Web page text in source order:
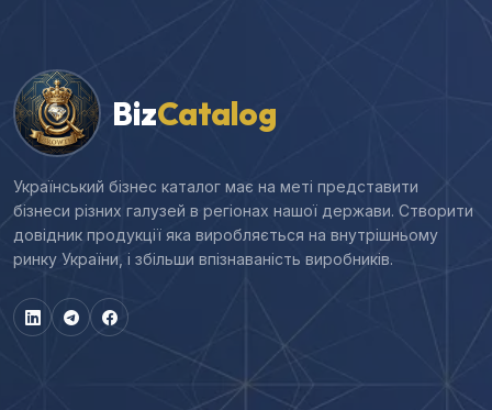
BizCatalog
Український бізнес каталог має на меті представити
бізнеси різних галузей в регіонах нашої держави. Створити
довідник продукції яка виробляється на внутрішньому
ринку України, і збільши впізнаваність виробників.